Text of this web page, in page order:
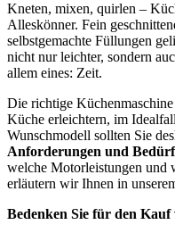
Kneten, mixen, quirlen –
Alleskönner. Fein
selbstgemachte Füllungen
nicht nur leichter, sondern
allem eines: Zeit.
Die richtige
Küche erleichtern, im
Wunschmodell sollten Sie
Anforderungen und
welche Motorleistungen und
erläutern wir Ihnen in
Bedenken Sie für den Kauf